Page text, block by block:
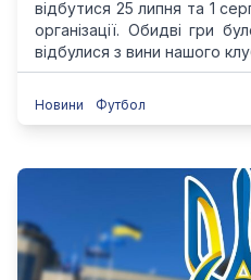
відбутися 25 липня та 1
організації. Обидві гри
відбулися з вини нашого
Новини Футбол